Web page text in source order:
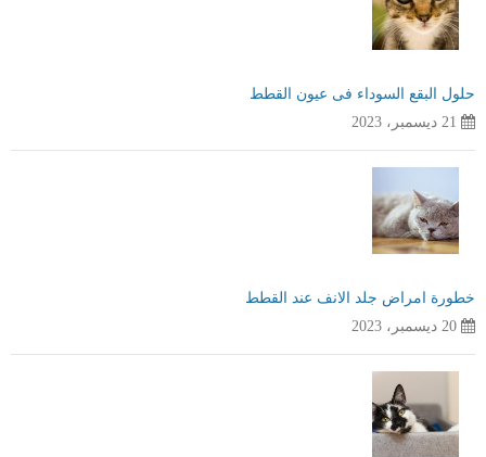
حلول البقع السوداء فى عيون القطط
21 ديسمبر، 2023
خطورة امراض جلد الانف عند القطط
20 ديسمبر، 2023